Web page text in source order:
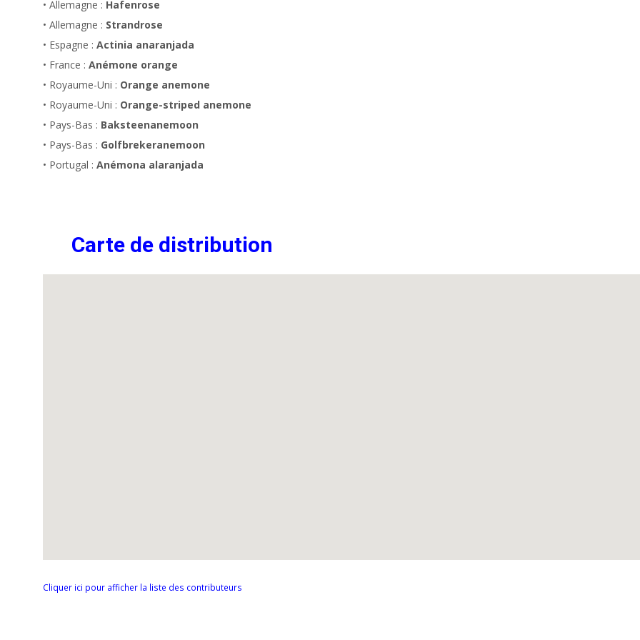
• Allemagne : Hafenrose
• Allemagne : Strandrose
• Espagne : Actinia anaranjada
• France : Anémone orange
• Royaume-Uni : Orange anemone
• Royaume-Uni : Orange-striped anemone
• Pays-Bas : Baksteenanemoon
• Pays-Bas : Golfbrekeranemoon
• Portugal : Anémona alaranjada
Carte de distribution
Cliquer ici pour afficher la liste des contributeurs